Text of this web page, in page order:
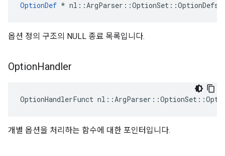
OptionDef * nl::ArgParser::OptionSet::OptionDefs
옵션 정의 구조의 NULL 종료 목록입니다.
OptionHandler
OptionHandlerFunct
개별 옵션을 처리하는 함수에 대한 포인터입니다.